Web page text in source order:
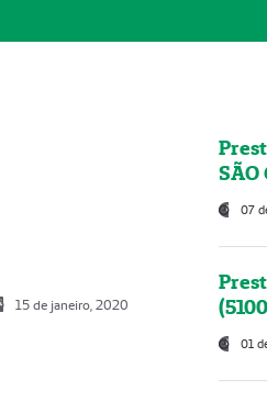
15 de janeiro, 2020
SÃO
07
01